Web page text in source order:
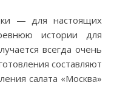
истории для
всегда очень
составляют
салата «Москва»